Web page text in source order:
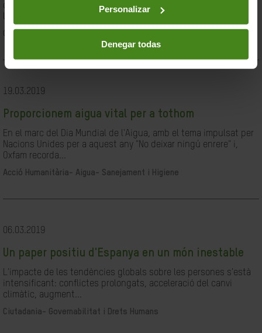
Personalizar
Denegar todas
desenvolupat una eina d'anàlisi estructural de les causes de
la...
Ciutadania- Governabilitat i Drets Humans
19.03.2019
Proporcionem aigua vital per a tothom
En el marc del Dia Mundial de l'Aigua, amb el tema impulsat per
Nacions Unides per a aquest any "No deixar ningú enrere" i,
Oxfam recorda...
Acció Humanitària- Aigua- Sanejament i Higiene
06.03.2019
Un paper positiu d'Espanya en un món inestable
L'impacte de les tendències globals sobre les persones s'està
intensificant: conflictes prolongats, acceleració del canvi
climàtic, augment...
Ciutadania- Governabilitat i Drets Humans